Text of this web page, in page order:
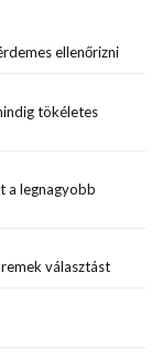
ellenőrizni
tökéletes
a legnagyobb
választást